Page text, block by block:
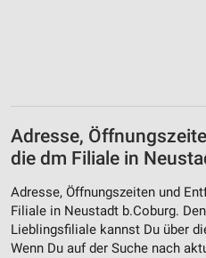
Adresse,
die dm Filiale in
Adresse, Öffnungszeiten und
Filiale in Neustadt b.Coburg.
Lieblingsfiliale kannst Du über
Wenn Du auf der Suche nach
Verwendung von Profilen zur
personalisierter Werbung
von Inhalten
Verwendung von Profilen zur
personalisierter Inhalte